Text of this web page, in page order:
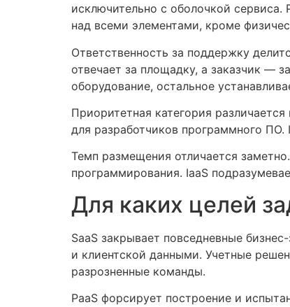
исключительно с оболочкой сервиса.
над всеми элементами, кроме
Ответственность за поддержку
отвечает за площадку, а заказчик —
оборудование, остальное
Приоритетная категория
для разработчиков программного
Темп размещения отличается
программирования. IaaS
Для каких целей
SaaS закрывает повседневные
и клиентской данными. Учетные
разрозненные команды.
PaaS форсирует построение и